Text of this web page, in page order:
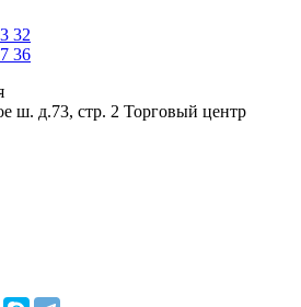
32
36
ш. д.73, стр. 2 Торговый центр